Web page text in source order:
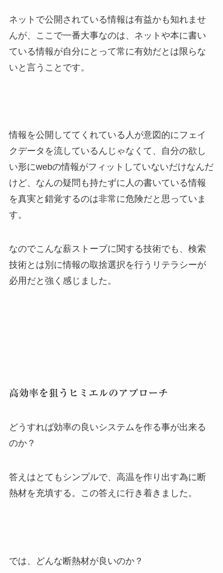
ネットで公開されている情報は有益かも知れませ
んが、ここで一番大事なのは、ネットや本に書い
ている情報が自分にとって常に有効だとは限らな
いと言うことです。
情報を公開しててくれている人が意図的にフェイ
クデータを流しているんじゃなくて、自分の欲し
い形にwebの情報がフィットしていないだけなんだ
けど、なんの疑問も持たずに人の書いている情報
を真実と錯覚するのは非常に危険だと思っていま
す。
なのでこんな薪ストーブに関する技術でも、検索
技術とは別に情報の取捨選択を行うリテラシーが
必用だと強く感じました。
高効率を狙うヒミエルのアプローチ
どうすれば効率の良いシステムを作る事が出来る
のか？
答えはとてもシンプルで、高温を作り出す為に断
熱材を充填する。この答えに行き着きました。
では、どんな断熱材が良いのか？